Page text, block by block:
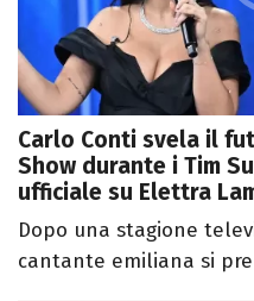
Carlo Conti svela il
Show durante i Tim
ufficiale su Elettra
Dopo una stagione
cantante emiliana si